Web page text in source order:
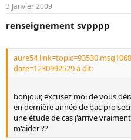
3 Janvier 2009
renseignement svpppp
aure54
date=1230992529 a dit:
bonjour, excusez moi de vous
en dernière année de bac pro
une étude de cas j'arrive
m'aider ??